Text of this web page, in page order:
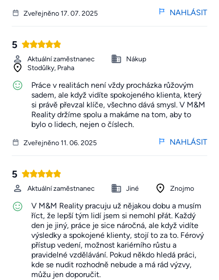
Zveřejněno 17. 07. 2025 NAHLÁSIT
5
Aktuální zaměstnanec
Nákup
Stodůlky, Praha
Práce v realitách není vždy procházka růžovým
sadem, ale když vidíte spokojeného klienta, který
si právě převzal klíče, všechno dává smysl. V M&M
Reality držíme spolu a makáme na tom, aby to
bylo o lidech, nejen o číslech.
Zveřejněno 11. 06. 2025 NAHLÁSIT
5
Aktuální zaměstnanec Jiné Znojmo
V M&M Reality pracuju už nějakou dobu a musím
říct, že lepší tým lidí jsem si nemohl přát. Každý
den je jiný, práce je sice náročná, ale když vidíte
výsledky a spokojené klienty, stojí to za to. Férový
přístup vedení, možnost kariérního růstu a
pravidelné vzdělávání. Pokud někdo hledá práci,
kde se nudit rozhodně nebude a má rád výzvy,
můžu jen doporučit.